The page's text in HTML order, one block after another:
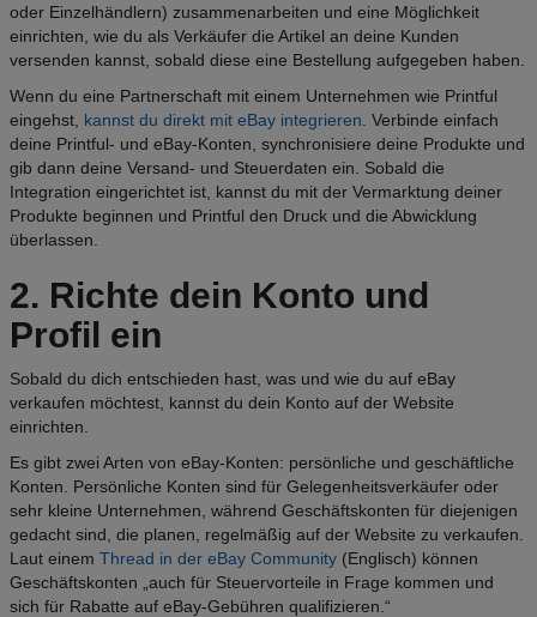
oder Einzelhändlern) zusammenarbeiten und eine Möglichkeit
einrichten, wie du als Verkäufer die Artikel an deine Kunden
versenden kannst, sobald diese eine Bestellung aufgegeben haben.
Wenn du eine Partnerschaft mit einem Unternehmen wie Printful
eingehst, kannst du direkt mit eBay integrieren . Verbinde einfach
deine Printful- und eBay-Konten, synchronisiere deine Produkte und
gib dann deine Versand- und Steuerdaten ein. Sobald die
Integration eingerichtet ist, kannst du mit der Vermarktung deiner
Produkte beginnen und Printful den Druck und die Abwicklung
überlassen.
2. Richte dein Konto und
Profil ein
Sobald du dich entschieden hast, was und wie du auf eBay
verkaufen möchtest, kannst du dein Konto auf der Website
einrichten.
Es gibt zwei Arten von eBay-Konten: persönliche und geschäftliche
Konten. Persönliche Konten sind für Gelegenheitsverkäufer oder
sehr kleine Unternehmen, während Geschäftskonten für diejenigen
gedacht sind, die planen, regelmäßig auf der Website zu verkaufen.
Laut einem Thread in der eBay Community (Englisch) können
Geschäftskonten „auch für Steuervorteile in Frage kommen und
sich für Rabatte auf eBay-Gebühren qualifizieren.“